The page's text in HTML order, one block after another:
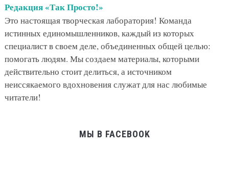
Редакция «Так Просто!»
Это настоящая творческая лаборатория! Команда
истинных единомышленников, каждый из которых
специалист в своем деле, объединенных общей целью:
помогать людям. Мы создаем материалы, которыми
действительно стоит делиться, а источником
неиссякаемого вдохновения служат для нас любимые
читатели!
МЫ В FACEBOOK